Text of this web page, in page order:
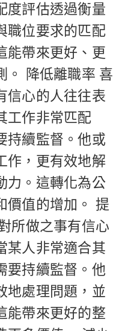
度評估透過衡量
職位要求的匹配
能帶來更好、更
。 降低離職率 喜
信心的人往往表
工作非常匹配
持續監督。他或
作，更有效地解
力。這轉化為公
價值的增加。 提
所做之事有信心
某人非常適合其
要持續監督。他
地處理問題，並
能帶來更好的整